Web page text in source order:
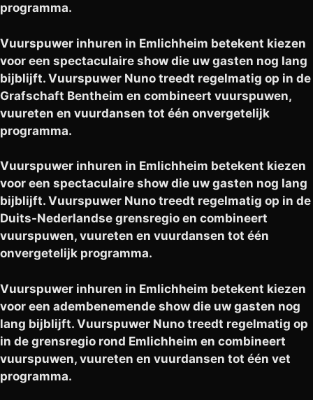
programma.
Vuurspuwer inhuren in Emlichheim betekent kiezen
voor een spectaculaire show die uw gasten nog lang
bijblijft. Vuurspuwer Nuno treedt regelmatig op in de
Grafschaft Bentheim en combineert vuurspuwen,
vuureten en vuurdansen tot één onvergetelijk
programma.
Vuurspuwer inhuren in Emlichheim betekent kiezen
voor een spectaculaire show die uw gasten nog lang
bijblijft. Vuurspuwer Nuno treedt regelmatig op in de
Duits-Nederlandse grensregio en combineert
vuurspuwen, vuureten en vuurdansen tot één
onvergetelijk programma.
Vuurspuwer inhuren in Emlichheim betekent kiezen
voor een adembenemende show die uw gasten nog
lang bijblijft. Vuurspuwer Nuno treedt regelmatig op
in de grensregio rond Emlichheim en combineert
vuurspuwen, vuureten en vuurdansen tot één vet
programma.